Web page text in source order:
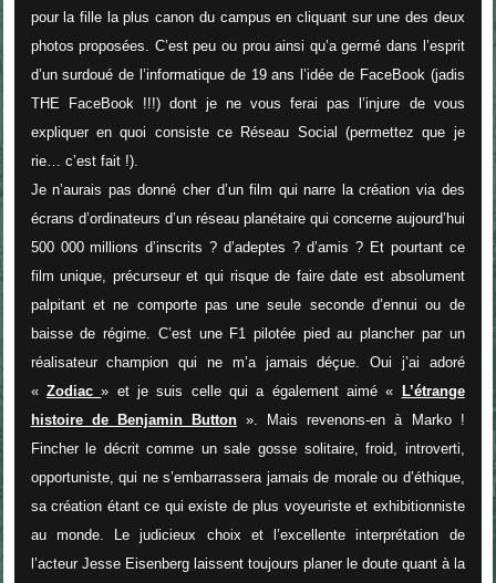
pour la fille la plus canon du campus en cliquant sur une des deux
photos proposées. C’est peu ou prou ainsi qu’a germé dans l’esprit
d’un surdoué de l’informatique de 19 ans l’idée de FaceBook (jadis
THE FaceBook !!!) dont je ne vous ferai pas l’injure de vous
expliquer en quoi consiste ce Réseau Social (permettez que je
rie… c’est fait !).
Je n’aurais pas donné cher d’un film qui narre la création via des
écrans d’ordinateurs d’un réseau planétaire qui concerne aujourd’hui
500 000 millions d’inscrits ? d’adeptes ? d’amis ? Et pourtant ce
film unique, précurseur et qui risque de faire date est absolument
palpitant et ne comporte pas une seule seconde d’ennui ou de
baisse de régime. C’est une F1 pilotée pied au plancher par un
réalisateur champion qui ne m’a jamais déçue. Oui j’ai adoré
« Zodiac » et je suis celle qui a également aimé «
L’étrange
histoire de Benjamin Button ». Mais revenons-en à Marko !
Fincher le décrit comme un sale gosse solitaire, froid, introverti,
opportuniste, qui ne s’embarrassera jamais de morale ou d’éthique,
sa création étant ce qui existe de plus voyeuriste et exhibitionniste
au monde. Le judicieux choix et l’excellente interprétation de
l’acteur Jesse Eisenberg laissent toujours planer le doute quant à la